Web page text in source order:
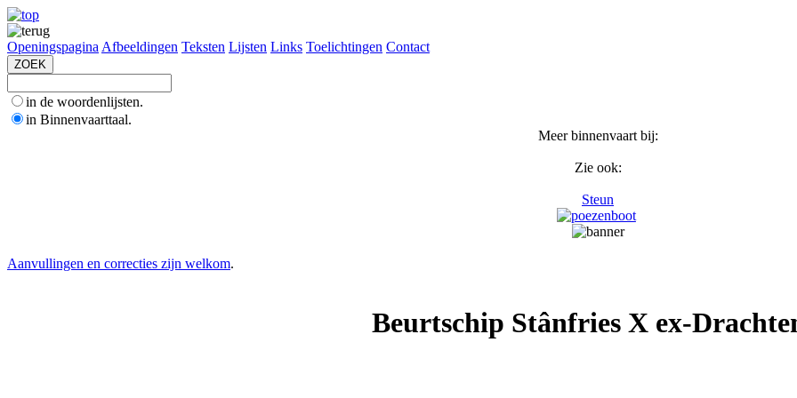
Openingspagina Afbeeldingen Teksten Lijsten Links Toelichtingen Contact
in de woordenlijsten.
in Binnenvaarttaal.
Meer binnenvaart bij:
Zie ook:
Steun
Aanvullingen en correcties zijn welkom.
Beurtschip Stânfries X ex-